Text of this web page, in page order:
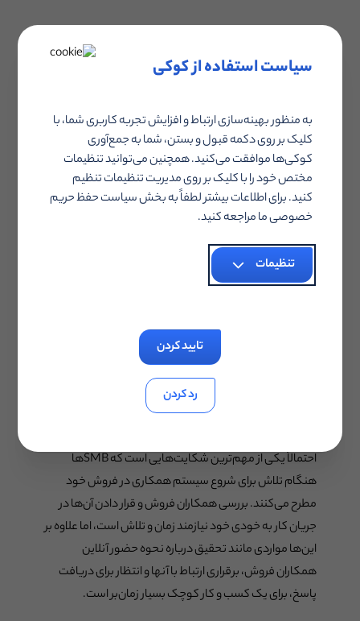
همچنین، مراقب نرخ کلیک لینک افیلیت خود باشید. CTR (نرخ
کلیک) بیش از حد بالا برای برخی لینک‌های افیلیت خاص
‌می‌تواند نشان دهنده ترافیک ربات باشد، به خصوص اگر در
یک بازه زمانی کوتاه رخ دهد. ردیابی CTR، حتی اگر به صورت
دستی از طریق صفحات گسترده مانند اکسل نیز باشد،
‌می‌توان د دردسرهای زیادی را در مسیر شما از میان بردارد.
فروش قرار بگیرید.
یک بخش بسیار وقت گیر اجرای سیستم همکاری در فروش
داخلی‌ جست و جو و یافتن شرکت‌های همکار در فروش جدید
احتمالاً یکی از مهم‌ترین شکایت‌هایی است که SMB‌‌ها
هنگام تلاش برای شروع سیستم همکاری در فروش خود
مطرح می‌کنند. بررسی همکاران فروش و قرار دادن آن‌ها در
جریان کار به خودی خود نیازمند زمان و تلاش است، اما علاوه بر
این‌ها مواردی مانند تحقیق درباره نحوه حضور آنلاین
همکاران فروش، برقراری ارتباط با آنها و انتظار برای دریافت
پاسخ‌، برای یک کسب و کار کوچک بسیار زمان‌بر است.
سیاست استفاده از کوکی
به منظور بهینه‌سازی ارتباط و افزایش تجربه کاربری شما، با
کلیک بر روی دکمه قبول و بستن، شما به جمع‌آوری
کوکی‌ها موافقت می‌کنید. همچنین می‌توانید تنظیمات
مختص خود را با کلیک بر روی مدیریت تنظیمات تنظیم
کنید. برای اطلاعات بیشتر لطفاً به بخش سیاست حفظ حریم
خصوصی ما مراجعه کنید.
تنظیمات
تایید کردن
رد کردن